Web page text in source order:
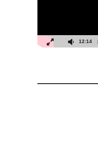
12:14